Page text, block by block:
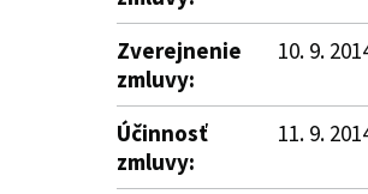
Zverejnenie
zmluvy:
10. 9.
Účinnosť
zmluvy:
11. 9.